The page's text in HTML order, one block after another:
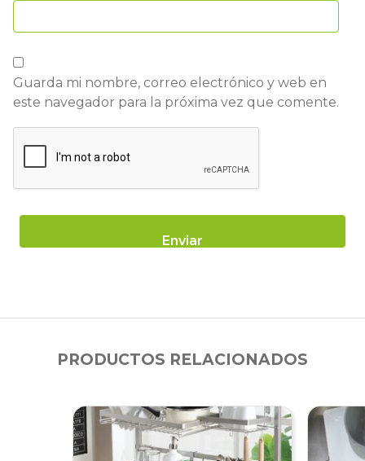
Guarda mi nombre, correo electrónico y web en
este navegador para la próxima vez que comente.
PRODUCTOS RELACIONADOS